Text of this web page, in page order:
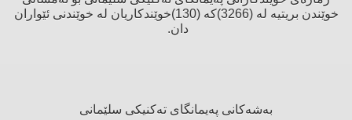
خوێندن بریتیە لە (3266)كە (130)خوێندكاریان لە خوێندنی ئێواران
دان.
بەشەكانی پەیمانگای تەكنیكی سلێمانی